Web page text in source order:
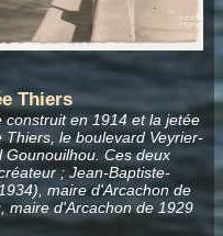
Thiers
en 1914 et la jetée
le boulevard Veyrier-
Ces deux
; Jean-Baptiste-
maire d'Arcachon de
maire d'Arcachon de 1929